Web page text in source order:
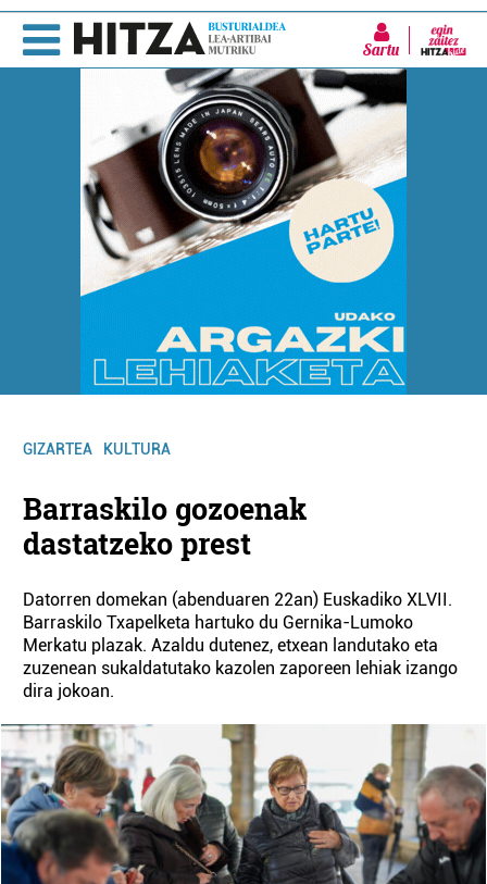
Sartu
GIZARTEA KULTURA
Barraskilo gozoenak
dastatzeko prest
Datorren domekan (abenduaren 22an) Euskadiko XLVII.
Barraskilo Txapelketa hartuko du Gernika-Lumoko
Merkatu plazak. Azaldu dutenez, etxean landutako eta
zuzenean sukaldatutako kazolen zaporeen lehiak izango
dira jokoan.